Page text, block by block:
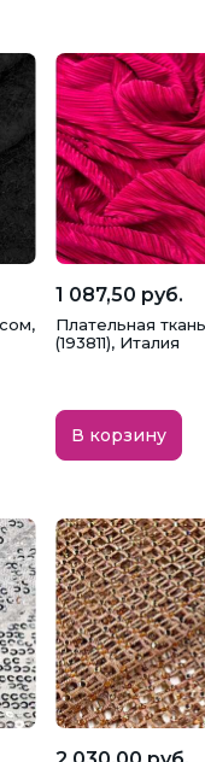
1 087,50 руб.
Плательная
(193811), Италия
В корзину